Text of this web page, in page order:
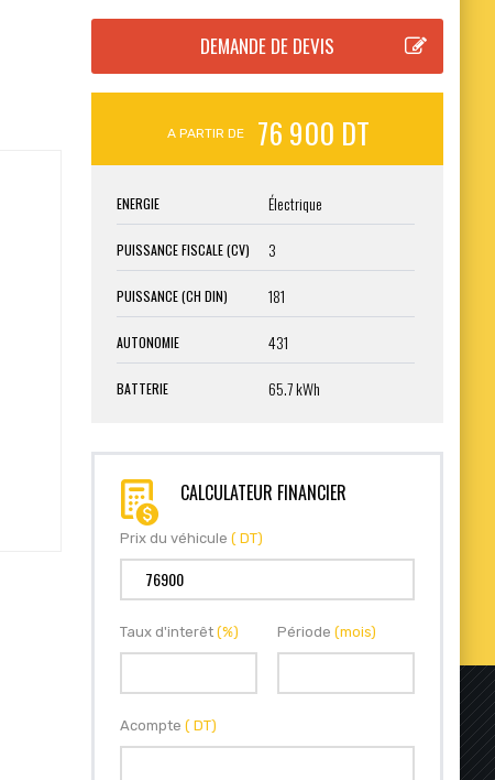
A PARTIR DE 76 900 DT
ENERGIE Électrique
PUISSANCE FISCALE (CV) 3
PUISSANCE (CH DIN) 181
AUTONOMIE 431
BATTERIE 65.7 kWh
CALCULATEUR FINANCIER
Prix du véhicule ( DT)
Taux d'interêt (%) Période (mois)
Acompte ( DT)